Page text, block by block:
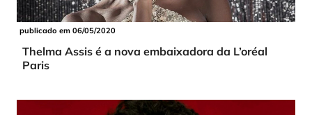
publicado em 06/05/2020
Thelma Assis é a nova embaixadora da L’oréal
Paris